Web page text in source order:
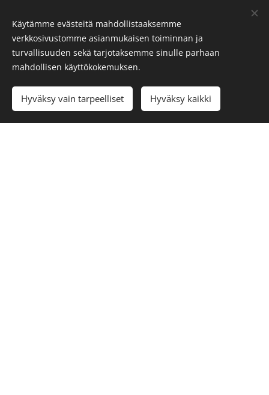
Käytämme evästeitä mahdollistaaksemme
verkkosivustomme asianmukaisen toiminnan ja
turvallisuuden sekä tarjotaksemme sinulle parhaan
mahdollisen käyttökokemuksen.
Hyväksy vain tarpeelliset Hyväksy kaikki